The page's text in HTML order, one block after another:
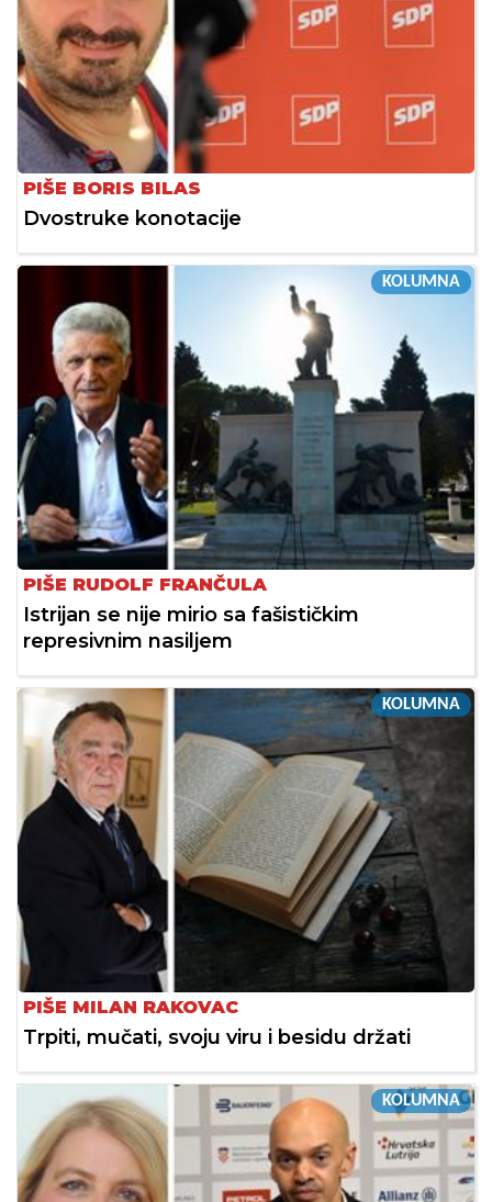
PIŠE BORIS BILAS
Dvostruke konotacije
KOLUMNA
PIŠE RUDOLF FRANČULA
Istrijan se nije mirio sa fašističkim
represivnim nasiljem
KOLUMNA
PIŠE MILAN RAKOVAC
Trpiti, mučati, svoju viru i besidu držati
KOLUMNA